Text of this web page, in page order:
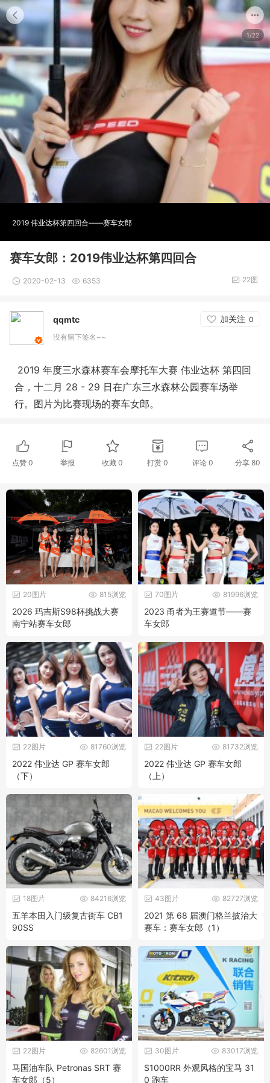
1/22
2019 伟业达杯第四回合——赛车女郎
赛车女郎：2019伟业达杯第四回合
2020-02-13 6353 22图
qqmtc 加关注 0
没有留下签名~~
2019 年度三水森林赛车会摩托车大赛 伟业达杯 第四回
合，十二月 28 - 29 日在广东三水森林公园赛车场举
行。 图片为比赛现场的赛车女郎。
点赞 0 举报 收藏0 打赏 0 评论 0 分享 80
815浏览
20图片
2026 玛吉斯S98杯挑战大赛
南宁站赛车女郎
81996浏览
70图片
2023 甬者为王赛道节——赛
车女郎
81760浏览
22图片
2022 伟业达 GP 赛车女郎
（下）
81732浏览
22图片
2022 伟业达 GP 赛车女郎
（上）
84216浏览
18图片
五羊本田入门级复古街车 CB1
90SS
82727浏览
43图片
2021 第 68 届澳门格兰披治大
赛车：赛车女郎（1）
82601浏览
22图片
马国油车队 Petronas SRT 赛
车女郎（5）
83017浏览
30图片
S1000RR 外观风格的宝马 31
0 跑车